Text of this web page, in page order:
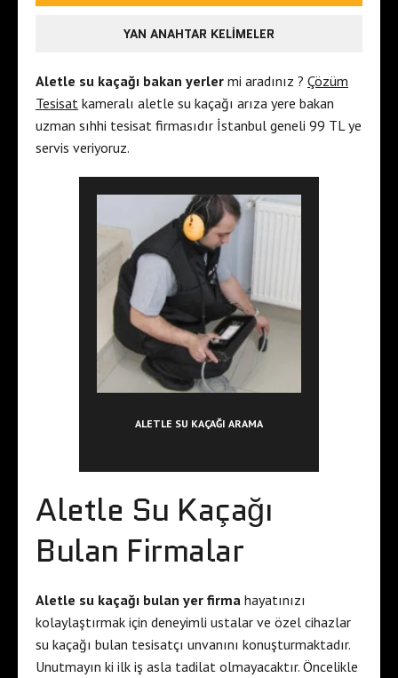
YAN ANAHTAR KELIMELER
Aletle su kaçağı bakan yerler mi aradınız ? Çözüm
Tesisat kameralı aletle su kaçağı arıza yere bakan
uzman sıhhi tesisat firmasıdır İstanbul geneli 99 TL ye
servis veriyoruz.
ALETLE SU KAÇAĞI ARAMA
Aletle Su Kaçağı
Bulan Firmalar
Aletle su kaçağı bulan yer firma hayatınızı
kolaylaştırmak için deneyimli ustalar ve özel cihazlar
su kaçağı bulan tesisatçı unvanını konuşturmaktadır.
Unutmayın ki ilk iş asla tadilat olmayacaktır. Öncelikle